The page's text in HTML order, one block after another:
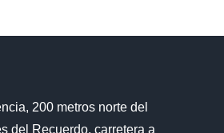
200 metros norte del
del Recuerdo, carretera a